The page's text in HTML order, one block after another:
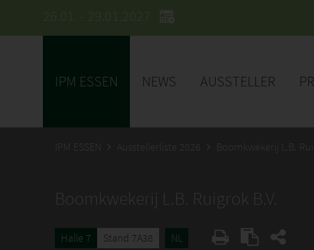
26.01. - 29.01.2027
IPM ESSEN NEWS AUSSTELLER
IPM ESSEN Ausstellerliste 2026 Boomkwekerij L.B.
Boomkwekerij L.B. Ruigrok B.V.
Halle 7 Stand 7A38 NL